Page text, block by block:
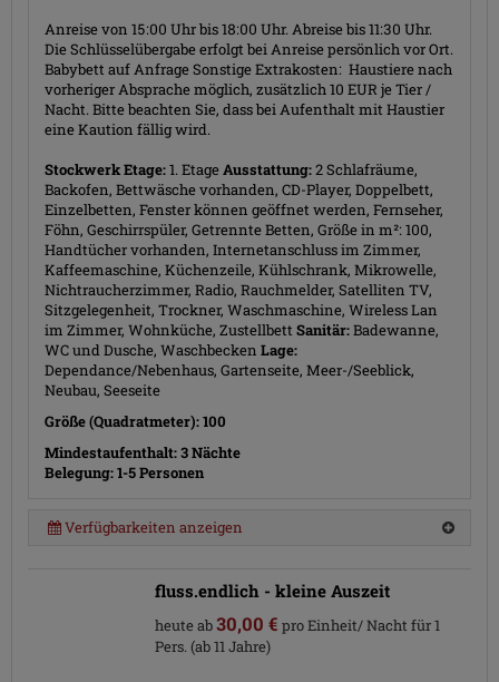
Anreise von 15:00 Uhr bis 18:00 Uhr. Abreise bis 11:30 Uhr.
Die Schlüsselübergabe erfolgt bei Anreise persönlich vor Ort.
Babybett auf Anfrage Sonstige Extrakosten: Haustiere nach
vorheriger Absprache möglich, zusätzlich 10 EUR je Tier /
Nacht. Bitte beachten Sie, dass bei Aufenthalt mit Haustier
eine Kaution fällig wird.
Stockwerk Etage:1. EtageAusstattung:2 Schlafräume,
Backofen, Bettwäsche vorhanden, CD-Player, Doppelbett,
Einzelbetten, Fenster können geöffnet werden, Fernseher,
Föhn, Geschirrspüler, Getrennte Betten, Größe in m²: 100,
Handtücher vorhanden, Internetanschluss im Zimmer,
Kaffeemaschine, Küchenzeile, Kühlschrank, Mikrowelle,
Nichtraucherzimmer, Radio, Rauchmelder, Satelliten TV,
Sitzgelegenheit, Trockner, Waschmaschine, Wireless Lan
im Zimmer, Wohnküche, Zustellbett Sanitär:Badewanne,
WC und Dusche, Waschbecken Lage:
Dependance/Nebenhaus, Gartenseite, Meer-/Seeblick,
Neubau, Seeseite
Größe (Quadratmeter): 100
Mindestaufenthalt: 3 Nächte
Belegung: 1-5 Personen
Verfügbarkeiten anzeigen
fluss.endlich - kleine Auszeit
heute ab30,00 € pro Einheit/ Nacht für 1
Pers. (ab 11 Jahre)